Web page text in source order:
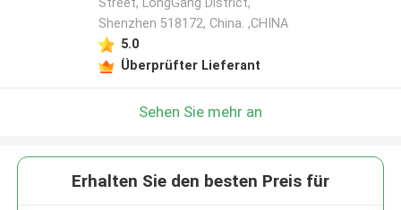
Shenzhen 518172, China. ,CHINA
5.0
Überprüfter Lieferant
Sehen Sie mehr an
Erhalten Sie den besten Preis für